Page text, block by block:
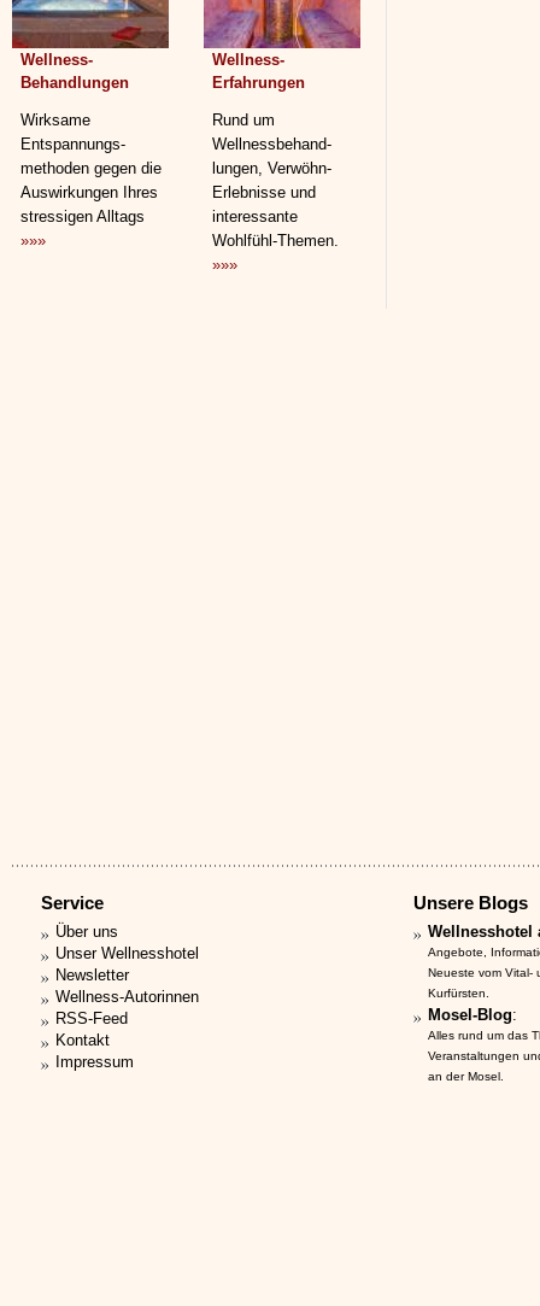
Wellness-
Behandlungen
Wirksame
Entspannungs­
methoden gegen die
Auswirkungen Ihres
stressigen Alltags
»»»
Wellness-
Erfahrungen
Rund um
Wellnessbehand­
lungen, Verwöhn-
Erlebnisse und
interessante
Wohlfühl-Themen.
»»»
Service
Über uns
Unser Wellnesshotel
Newsletter
Wellness-Autorinnen
RSS-Feed
Kontakt
Impressum
Unsere Blogs
Wellnesshotel
Angebote,
Neueste vom Vital-
Kurfürsten.
Mosel-Blog:
Alles rund um das
Veranstaltungen
an der Mosel.